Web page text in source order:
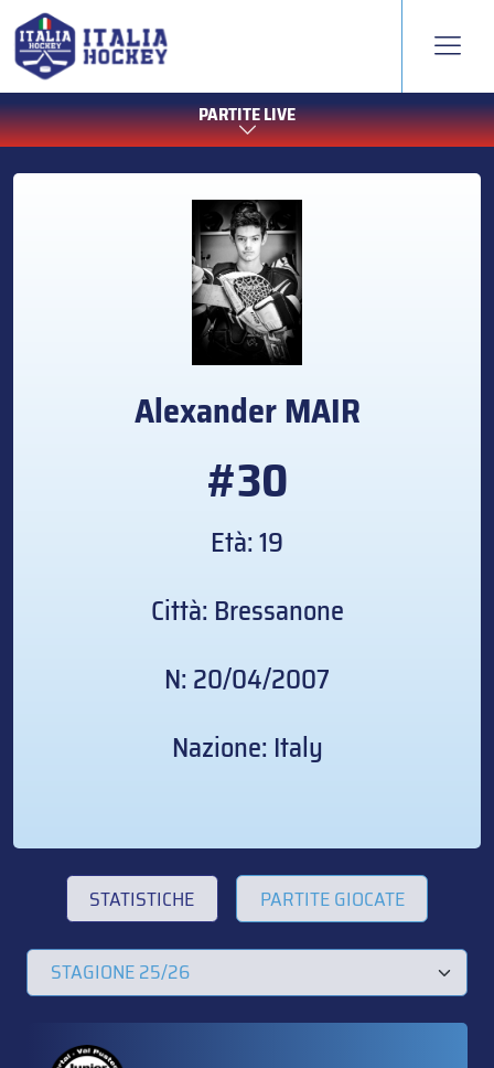
PARTITE LIVE
AlexanderMAIR
#30
Età: 19
Città: Bressanone
N: 20/04/2007
Nazione: Italy
STATISTICHE PARTITE GIOCATE